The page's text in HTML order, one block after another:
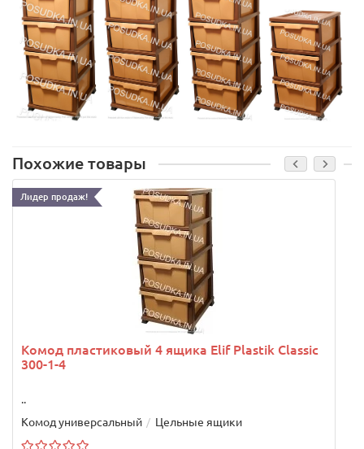
Похожие товары
Лидер продаж!
Комод пластиковый 4 ящика Elif Plastik Classic
300-1-4
..
Комод универсальный
Цельные ящики